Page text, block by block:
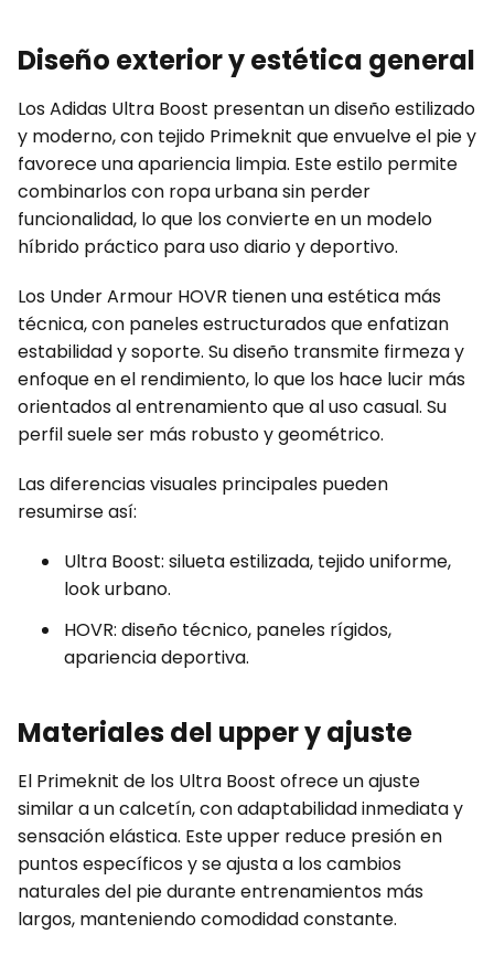
Diseño exterior y estética general
Los Adidas Ultra Boost presentan un diseño estilizado
y moderno, con tejido Primeknit que envuelve el pie y
favorece una apariencia limpia. Este estilo permite
combinarlos con ropa urbana sin perder
funcionalidad, lo que los convierte en un modelo
híbrido práctico para uso diario y deportivo.
Los Under Armour HOVR tienen una estética más
técnica, con paneles estructurados que enfatizan
estabilidad y soporte. Su diseño transmite firmeza y
enfoque en el rendimiento, lo que los hace lucir más
orientados al entrenamiento que al uso casual. Su
perfil suele ser más robusto y geométrico.
Las diferencias visuales principales pueden
resumirse así:
Ultra Boost: silueta estilizada, tejido uniforme,
look urbano.
HOVR: diseño técnico, paneles rígidos,
apariencia deportiva.
Materiales del upper y ajuste
El Primeknit de los Ultra Boost ofrece un ajuste
similar a un calcetín, con adaptabilidad inmediata y
sensación elástica. Este upper reduce presión en
puntos específicos y se ajusta a los cambios
naturales del pie durante entrenamientos más
largos, manteniendo comodidad constante.